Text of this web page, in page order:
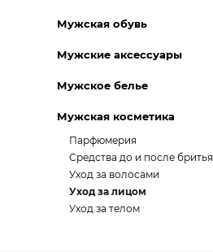
Мужская обувь
Мужские аксессуары
Мужское белье
Мужская косметика
Парфюмерия
Средства до и после бритья
Уход за волосами
Уход за лицом
Уход за телом